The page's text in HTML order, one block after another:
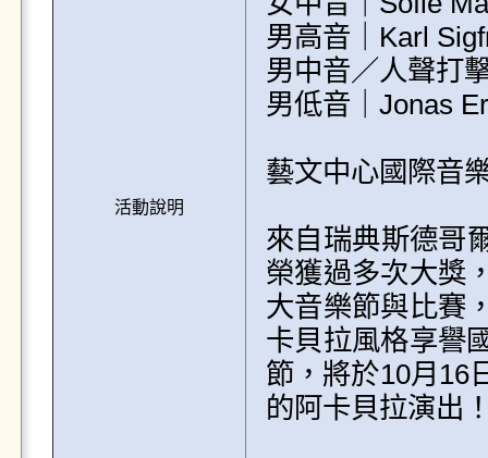
活動說明
男高音｜Karl
男中音／人聲打
男低音｜Jonas
藝文中心國際音
來自瑞典斯德哥
榮獲過多次大獎
大音樂節與比賽
卡貝拉風格享譽
節，將於10月16
的阿卡貝拉演出